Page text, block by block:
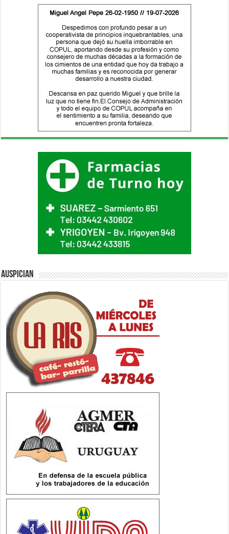
Auspician